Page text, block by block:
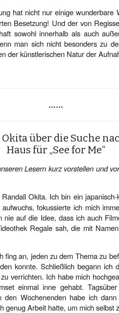
hat nicht nur einige wunderbare
Besetzung! Und der von
sowohl innerhalb als auch
man sich nicht besonders zu
der künstlerischen Natur der
……
über die Suche
Haus für „See for Me“
Lesern kurz vorstellen und
Okita. Ich bin ein
fokussierte ich mich
nie auf die Idee, dass ich auch
Regale sah, die mit
fing an, jeden zu dem Thema zu
konnte. Schließlich begann ich
verrichten. Ich habe mich
einmal inne gehabt.
Wochenenden habe ich
genug Arbeit hatte, um mich selbst